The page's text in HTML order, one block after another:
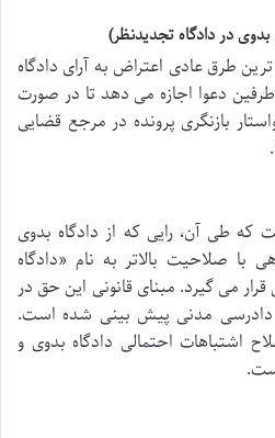
در دادگاه تجدیدنظر)
طرق عادی اعتراض به آرای دادگاه
دعوا اجازه می دهد تا در صورت
بازنگری پرونده در مرجع قضایی
که طی آن، رایی که از دادگاه بدوی
با صلاحیت بالاتر به نام «دادگاه
می گیرد. مبنای قانونی این حق در
آیین دادرسی مدنی پیش بینی شده است.
اشتباهات احتمالی دادگاه بدوی و